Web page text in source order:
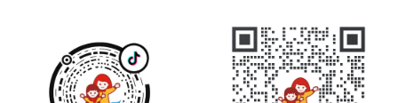
上海市宝山区呼兰西路123号龙盛活力小镇2号楼203（距离地铁1号线
[呼兰路3口]，717米）
上海松江中心
上海市松江区泗泾镇横港路150号月亮鱼综合体307-309（距离地铁9号